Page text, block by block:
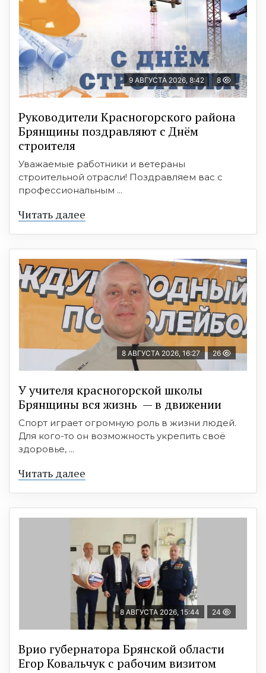
9 АВГУСТА 2026, 8:42 8
Руководители Красногорского района
Брянщины поздравляют с Днём
строителя
Уважаемые работники и ветераны
строительной отрасли! Поздравляем вас с
профессиональным ...
Читать далее
8 АВГУСТА 2026, 16:27 26
У учителя красногорской школы
Брянщины вся жизнь — в движении
Спорт играет огромную роль в жизни людей.
Для кого-то он возможность укрепить своё
здоровье, ...
Читать далее
8 АВГУСТА 2026, 15:44 24
Врио губернатора Брянской области
Егор Ковальчук с рабочим визитом